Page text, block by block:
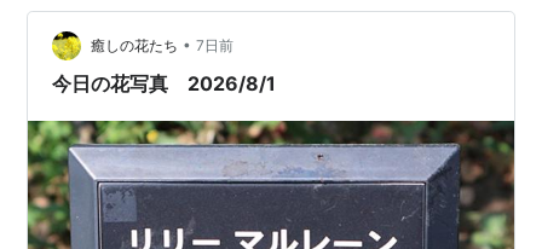
多湿でした。 熱帯雨林ってこんな感じなのかなーとおも
いました。 ウサギゴケ ミミカキグサ パイナップルリリ
ー カノコユリ アガパンサス 附属自然教育園 マツカゼ…
癒しの花たち • 7日前
今日の花写真 2026/8/1